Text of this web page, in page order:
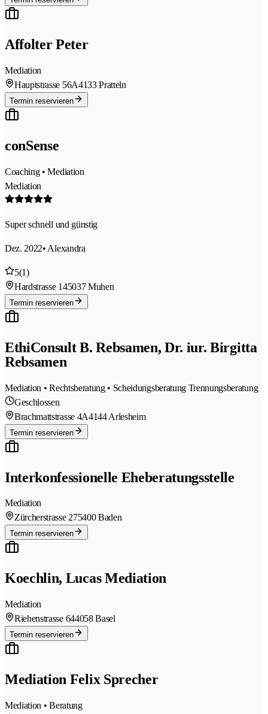
Affolter Peter
Mediation
Hauptstrasse 56A4133 Pratteln
Termin reservieren
conSense
Coaching • Mediation
Mediation
Super schnell und günstig
Dez. 2022• Alexandra
5(1)
Hardstrasse 145037 Muhen
Termin reservieren
EthiConsult B. Rebsamen, Dr. iur. Birgitta
Rebsamen
Mediation • Rechtsberatung • Scheidungsberatung Trennungsberatung
Geschlossen
Brachmattstrasse 4A4144 Arlesheim
Termin reservieren
Interkonfessionelle Eheberatungsstelle
Mediation
Zürcherstrasse 275400 Baden
Termin reservieren
Koechlin, Lucas Mediation
Mediation
Riehenstrasse 644058 Basel
Termin reservieren
Mediation Felix Sprecher
Mediation • Beratung